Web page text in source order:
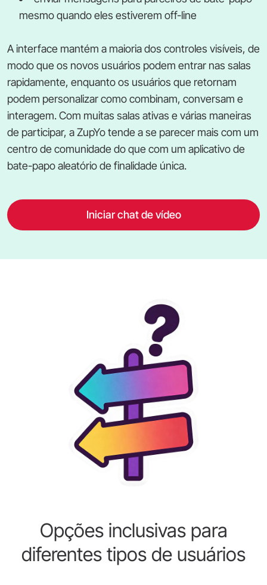
mesmo quando eles estiverem off-line
A interface mantém a maioria dos controles visíveis, de
modo que os novos usuários podem entrar nas salas
rapidamente, enquanto os usuários que retornam
podem personalizar como combinam, conversam e
interagem. Com muitas salas ativas e várias maneiras
de participar, a ZupYo tende a se parecer mais com um
centro de comunidade do que com um aplicativo de
bate-papo aleatório de finalidade única.
Iniciar chat de vídeo
Opções inclusivas para
diferentes tipos de usuários